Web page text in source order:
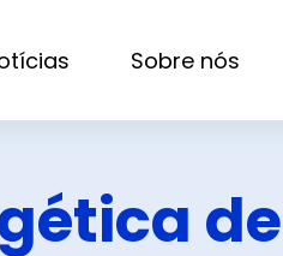
Sobre nós